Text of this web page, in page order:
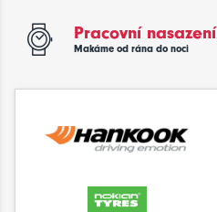
Pracovní nasazení
Makáme od rána do noci